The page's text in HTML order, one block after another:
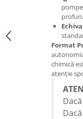
Format
chimică
atenție